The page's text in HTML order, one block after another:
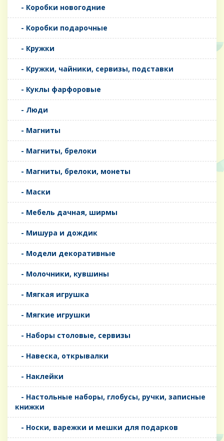
- Коробки новогодние
- Коробки подарочные
- Кружки
- Кружки, чайники, сервизы, подставки
- Куклы фарфоровые
- Люди
- Магниты
- Магниты, брелоки
- Магниты, брелоки, монеты
- Маски
- Мебель дачная, ширмы
- Мишура и дождик
- Модели декоративные
- Молочники, кувшины
- Мягкая игрушка
- Мягкие игрушки
- Наборы столовые, сервизы
- Навеска, открывалки
- Наклейки
- Настольные наборы, глобусы, ручки, записные
книжки
- Носки, варежки и мешки для подарков